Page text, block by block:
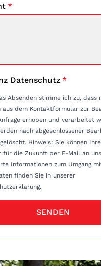
*
Datenschutz *
Absenden stimme ich zu, dass
aus dem Kontaktformular zur
erhoben und verarbeitet
nach abgeschlossener
können Ihre Einwilligung
für die Zukunft per E-Mail an
Informationen zum Umgang
finden Sie in unserer
SENDEN